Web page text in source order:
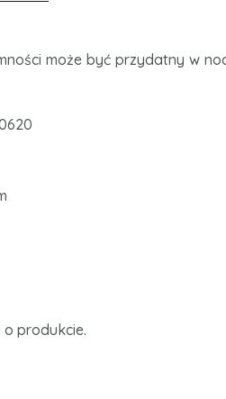
może być przydatny w
o produkcie.